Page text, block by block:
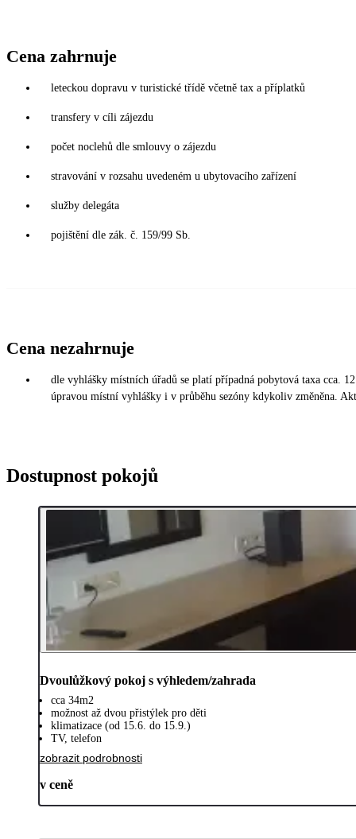
Cena zahrnuje
leteckou dopravu v turistické třídě včetně tax a příplatků
transfery v cíli zájezdu
počet noclehů dle smlouvy o zájezdu
stravování v rozsahu uvedeném u ubytovacího zařízení
služby delegáta
pojištění dle zák. č. 159/99 Sb.
Cena nezahrnuje
dle vyhlášky místních úřadů se platí případná pobytová taxa cca.
úpravou místní vyhlášky i v průběhu sezóny kdykoliv změněna.
Dostupnost pokojů
Dvoulůžkový pokoj s výhledem/zahrada
cca 34m2
možnost až dvou přistýlek pro děti
klimatizace (od 15.6. do 15.9.)
TV, telefon
zobrazit podrobnosti
v ceně